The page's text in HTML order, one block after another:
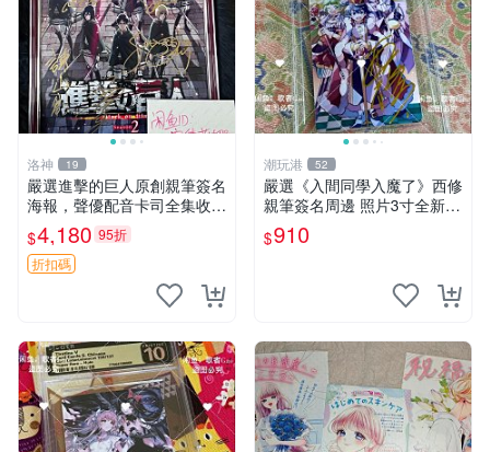
洛神 19
嚴選進擊的巨人原創親筆簽名
海報，聲優配音卡司全集收藏
推薦 艾倫、三笠、阿明、埃
爾文巨細靡遺肖像照
$4,180 95折
折扣碼
潮玩港 52
嚴選《入間同學入魔了》西修
親筆簽名周邊 照片3寸全新含
卡磚 收藏推薦 鏡像照片 周邊
收藏
$910